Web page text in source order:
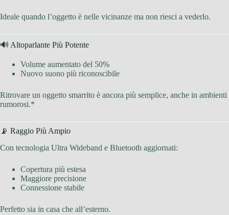
Ideale quando l’oggetto è nelle vicinanze ma non riesci a vederlo.
🔊 Altoparlante Più Potente
Volume aumentato del 50%
Nuovo suono più riconoscibile
Ritrovare un oggetto smarrito è ancora più semplice, anche in ambienti
rumorosi.*
📡 Raggio Più Ampio
Con tecnologia Ultra Wideband e Bluetooth aggiornati:
Copertura più estesa
Maggiore precisione
Connessione stabile
Perfetto sia in casa che all’esterno.